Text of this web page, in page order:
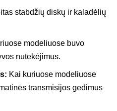
stabdžių diskų ir kaladėlių
modeliuose buvo
nutekėjimus.
Kai kuriuose modeliuose
transmisijos gedimus